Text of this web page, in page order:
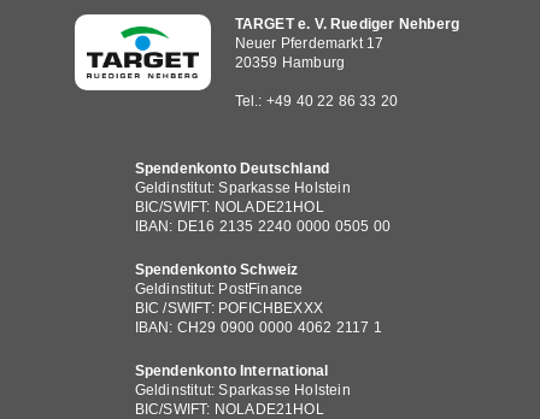
Hauptnavigation
TARGET e. V. Ruediger Nehberg
Neuer Pferdemarkt 17
20359 Hamburg
Tel.: +49 40 22 86 33 20
Spendenkonto Deutschland
Geldinstitut: Sparkasse Holstein
BIC/SWIFT: NOLADE21HOL
IBAN: DE16 2135 2240 0000 0505 00
Spendenkonto Schweiz
Geldinstitut: PostFinance
BIC /SWIFT: POFICHBEXXX
IBAN: CH29 0900 0000 4062 2117 1
Spendenkonto International
Geldinstitut: Sparkasse Holstein
BIC/SWIFT: NOLADE21HOL